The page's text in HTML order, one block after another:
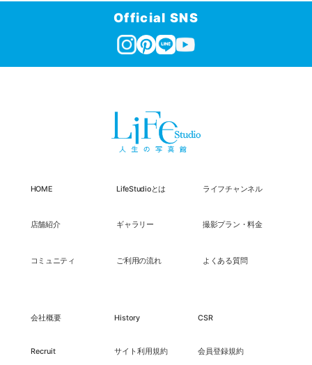
Official SNS
HOME LifeStudioとは ライフチャンネル
店舗紹介 ギャラリー 撮影プラン・料金
コミュニティ ご利用の流れ よくある質問
会社概要 History CSR
Recruit サイト利用規約 会員登録規約